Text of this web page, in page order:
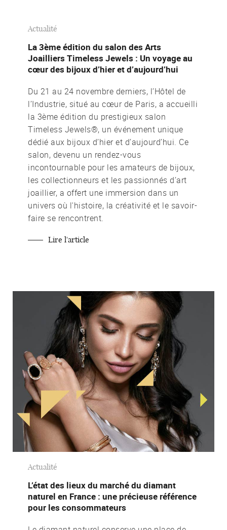
Actualité
La 3ème édition du salon des Arts
Joailliers Timeless Jewels : Un voyage au
cœur des bijoux d’hier et d’aujourd’hui
Du 21 au 24 novembre derniers, l’Hôtel de
l’Industrie, situé au cœur de Paris, a accueilli
la 3ème édition du prestigieux salon
Timeless Jewels®, un événement unique
dédié aux bijoux d’hier et d’aujourd’hui. Ce
salon, devenu un rendez-vous
incontournable pour les amateurs de bijoux,
les collectionneurs et les passionnés d’art
joaillier, a offert une immersion dans un
univers où l'histoire, la créativité et le savoir-
faire se rencontrent.
Lire l'article
Actualité
L’état des lieux du marché du diamant
naturel en France : une précieuse référence
pour les consommateurs